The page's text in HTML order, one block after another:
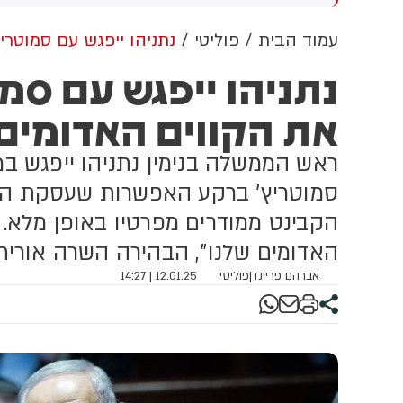
בעקבות האיומים הועלתה רמת
עמוד הבית פוליטי נתניהו ייפגש עם
נתניהו ייפגש עם
את הקווים
ראש הממשלה בנימין נתניהו
סמוטריץ' ברקע האפשרות שעסקת
הקבינט ממודרים מפרטיו באופן
האדומים שלנו", הבהירה השרה
אברהם פריינד|פוליטי 12.01.25 | 14:27